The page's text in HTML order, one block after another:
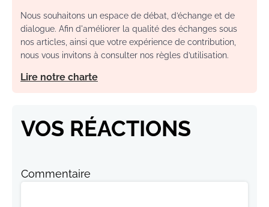
Nous souhaitons un espace de débat, d’échange et de
dialogue. Afin d'améliorer la qualité des échanges sous
nos articles, ainsi que votre expérience de contribution,
nous vous invitons à consulter nos règles d’utilisation.
Lire notre charte
VOS RÉACTIONS
Commentaire